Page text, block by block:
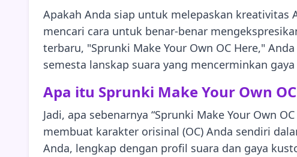
Apakah Anda siap untuk melepaskan kreativitas
mencari cara untuk benar-benar
terbaru, "Sprunki Make Your Own OC Here,"
semesta lanskap suara yang mencerminkan
Apa itu Sprunki Make Your Own
Jadi, apa sebenarnya “Sprunki Make Your Own
membuat karakter orisinal (OC) Anda sendiri
Anda, lengkap dengan profil suara dan gaya